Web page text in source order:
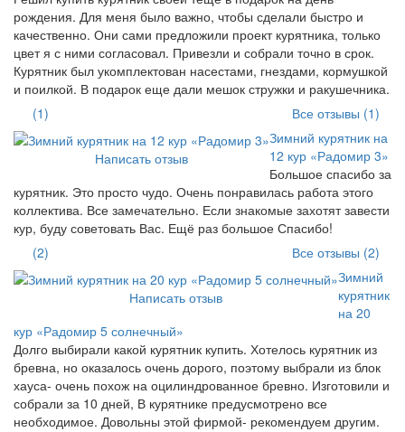
рождения. Для меня было важно, чтобы сделали быстро и
качественно. Они сами предложили проект курятника, только
цвет я с ними согласовал. Привезли и собрали точно в срок.
Курятник был укомплектован насестами, гнездами, кормушкой
и поилкой. В подарок еще дали мешок стружки и ракушечника.
(1)
Все отзывы (1)
Написать отзыв
Зимний курятник на
12 кур «Радомир 3»
Большое спасибо за
курятник. Это просто чудо. Очень понравилась работа этого
коллектива. Все замечательно. Если знакомые захотят завести
кур, буду советовать Вас. Ещё раз большое Спасибо!
(2)
Все отзывы (2)
Написать отзыв
Зимний
курятник
на 20
кур «Радомир 5 солнечный»
Долго выбирали какой курятник купить. Хотелось курятник из
бревна, но оказалось очень дорого, поэтому выбрали из блок
хауса- очень похож на оцилиндрованное бревно. Изготовили и
собрали за 10 дней, В курятнике предусмотрено все
необходимое. Довольны этой фирмой- рекомендуем другим.